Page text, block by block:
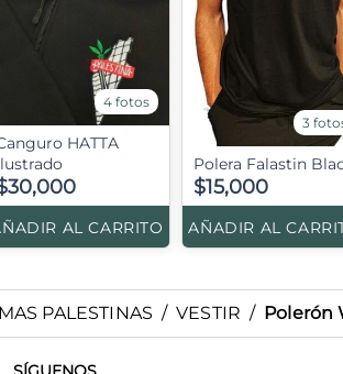
4 fotos
HATTA
AL CARRITO
3
Polera Falastin
$15,000
AÑADIR AL
PALESTINAS / VESTIR / Polerón